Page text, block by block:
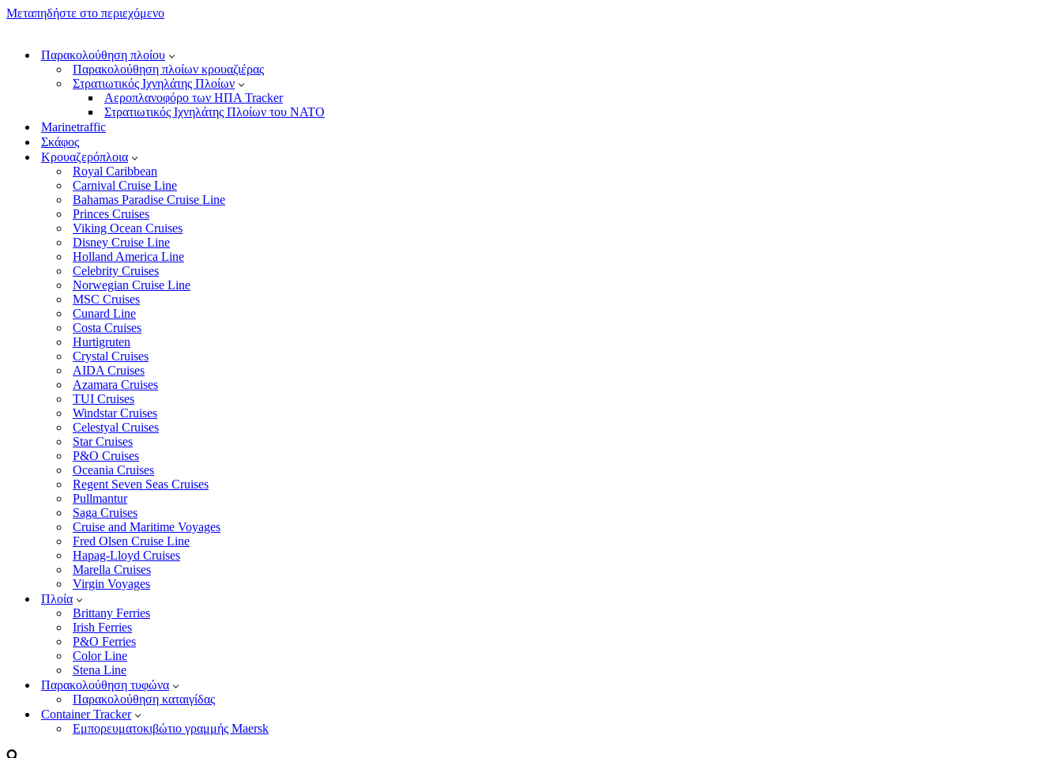
Μεταπηδήστε στο περιεχόμενο
Παρακολούθηση πλοίου
Παρακολούθηση πλοίων κρουαζιέρας
Στρατιωτικός Ιχνηλάτης Πλοίων
Αεροπλανοφόρο των ΗΠΑ Tracker
Στρατιωτικός Ιχνηλάτης Πλοίων του ΝΑΤΟ
Marinetraffic
Σκάφος
Κρουαζερόπλοια
Royal Caribbean
Carnival Cruise Line
Bahamas Paradise Cruise Line
Princes Cruises
Viking Ocean Cruises
Disney Cruise Line
Holland America Line
Celebrity Cruises
Norwegian Cruise Line
MSC Cruises
Cunard Line
Costa Cruises
Hurtigruten
Crystal Cruises
AIDA Cruises
Azamara Cruises
TUI Cruises
Windstar Cruises
Celestyal Cruises
Star Cruises
P&O Cruises
Oceania Cruises
Regent Seven Seas Cruises
Pullmantur
Saga Cruises
Cruise and Maritime Voyages
Fred Olsen Cruise Line
Hapag-Lloyd Cruises
Marella Cruises
Virgin Voyages
Πλοία
Brittany Ferries
Irish Ferries
P&O Ferries
Color Line
Stena Line
Παρακολούθηση τυφώνα
Παρακολούθηση καταιγίδας
Container Tracker
Εμπορευματοκιβώτιο γραμμής Maersk